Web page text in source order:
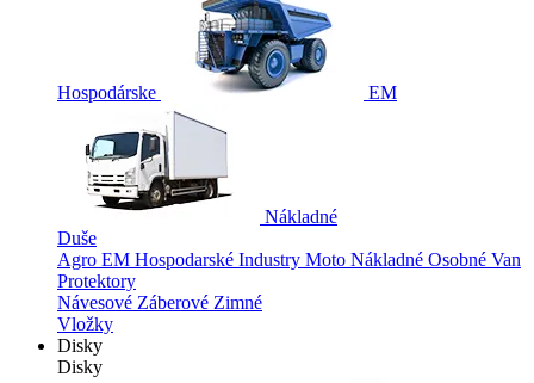
Hospodárske EM
Nákladné
Duše
Agro EM Hospodarské Industry Moto Nákladné Osobné Van
Protektory
Návesové Záberové Zimné
Vložky
Disky
Disky